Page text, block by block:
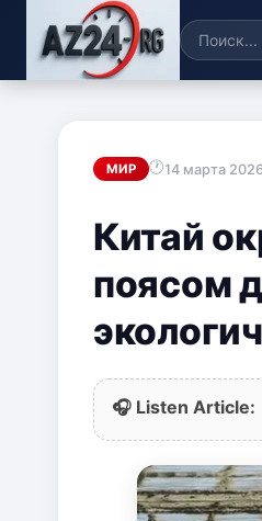
МИР 14 марта
Китай
поясом
🎧 Listen Article: